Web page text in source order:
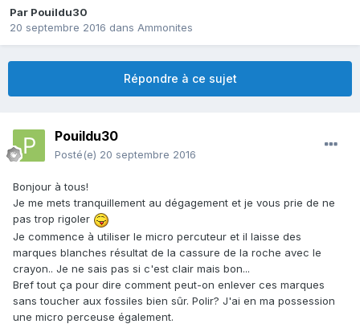
Par Pouildu30
20 septembre 2016 dans Ammonites
Répondre à ce sujet
Pouildu30
Posté(e) 20 septembre 2016
Bonjour à tous!
Je me mets tranquillement au dégagement et je vous prie de ne
pas trop rigoler
Je commence à utiliser le micro percuteur et il laisse des
marques blanches résultat de la cassure de la roche avec le
crayon.. Je ne sais pas si c'est clair mais bon...
Bref tout ça pour dire comment peut-on enlever ces marques
sans toucher aux fossiles bien sûr. Polir? J'ai en ma possession
une micro perceuse également.